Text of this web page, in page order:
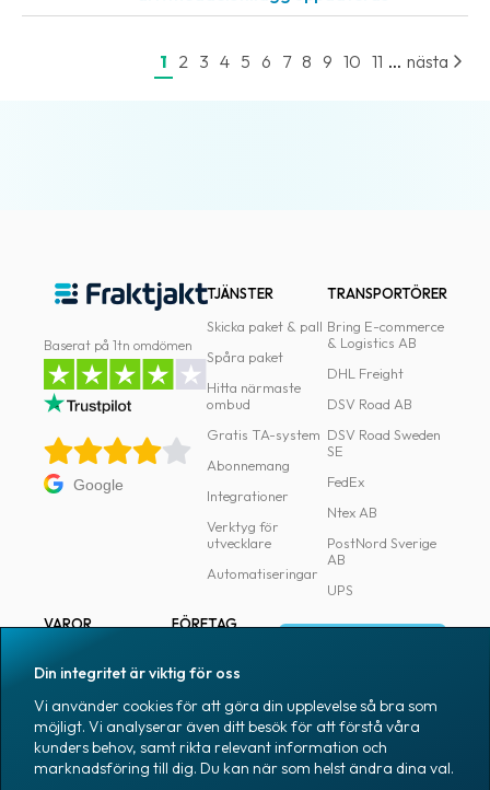
1 2 3 4 5 6 7 8 9 10 11 ... nästa
Baserat på 1tn omdömen
Google
TJÄNSTER
Skicka paket & pall
Spåra paket
Hitta närmaste
ombud
Gratis TA-system
Abonnemang
Integrationer
Verktyg för
utvecklare
Automatiseringar
TRANSPORTÖRER
Bring E-commerce
& Logistics AB
DHL Freight
DSV Road AB
DSV Road Sweden
SE
FedEx
Ntex AB
PostNord Sverige
AB
UPS
VAROR
Märkning
Emballage
Emballagetillbehör
Kontorsvaror
FÖRETAG
Pressrum
Medarbetare
Jobb & karriär
Nyhetsarkiv
Skapa konto
Din integritet är viktig för oss
Vi använder cookies för att göra din upplevelse så bra som
möjligt. Vi analyserar även ditt besök för att förstå våra
kunders behov, samt rikta relevant information och
marknadsföring till dig. Du kan när som helst ändra dina val.